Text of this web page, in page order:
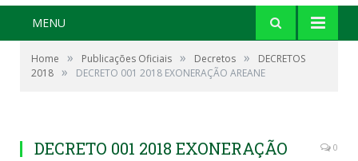
MENU
Home » Publicações Oficiais » Decretos »
DECRETOS
2018 » DECRETO 001 2018 EXONERAÇÃO AREANE
DECRETO 001 2018 EXONERAÇÃO
0